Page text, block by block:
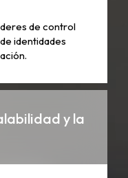
de control
identidades
y la